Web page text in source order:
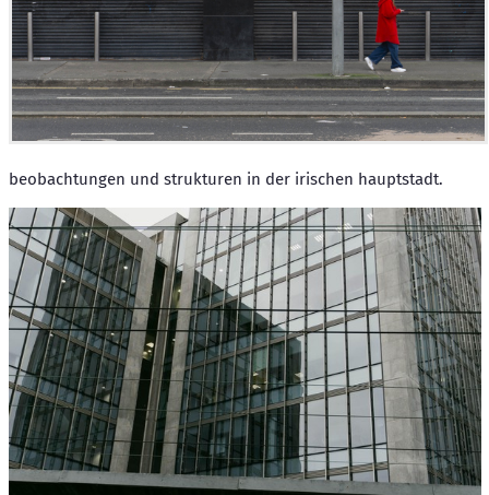
beobachtungen und strukturen in der irischen hauptstadt.